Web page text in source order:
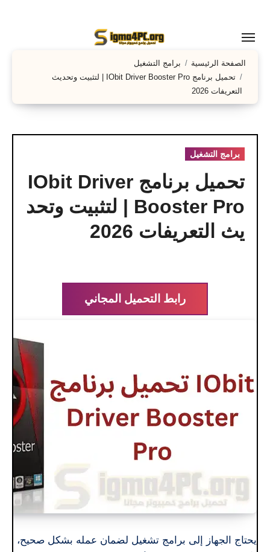
المحتوى
الصفحة الرئيسية
برامج التشغيل
تحميل برنامج IObit Driver Booster Pro | لتثبيت وتحديث
التعريفات 2026
برامج التشغيل
تحميل برنامج IObit Driver
Booster Pro | لتثبيت وتحد
يث التعريفات 2026
رابط التحميل المجاني
يحتاج الجهاز إلى برامج تشغيل لضمان عمله بشكل صحيح،